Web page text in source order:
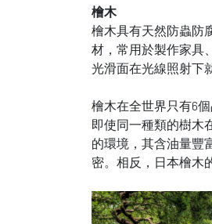
檜木
檜木具有天然防蟲防
材，常用於製作家具
光滑面在光線照射下
檜木在全世界只有6
即使同一種類的樹木
的環境，其含油量豐
密。相反，日本檜木